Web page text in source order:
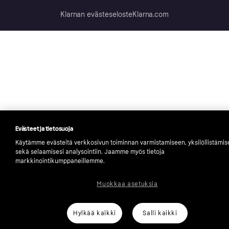
Klarnan evästeselosteKlarna.com
Evästeet ja tietosuoja
Käytämme evästeitä verkkosivun toiminnan varmistamiseen,
sekä selaamisesi analysointiin. Jaamme myös tietoja
markkinointikumppaneillemme.
Hylkää kaikki Salli kaikki
Muokkaa asetuksia